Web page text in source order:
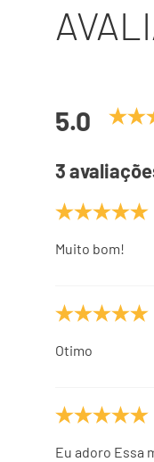
5.0
3
Muito bom!
Otimo
Eu adoro Essa